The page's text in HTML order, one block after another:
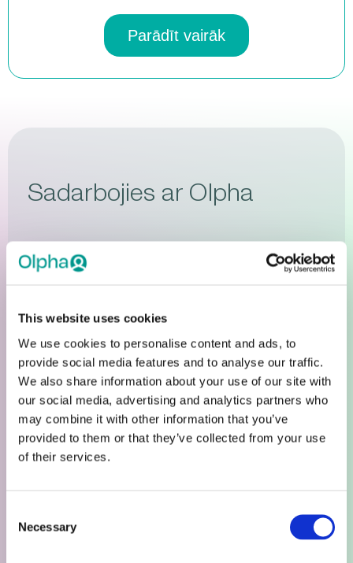
This website uses cookies
We use cookies to personalise content and ads, to
provide social media features and to analyse our traffic.
We also share information about your use of our site with
our social media, advertising and analytics partners who
may combine it with other information that you’ve
provided to them or that they’ve collected from your use
of their services.
Selection
Necessary
Parādīt vairāk
Sadarbojies ar Olpha
Plašsaziņas līdzekļi
Mediju attiecībām un
Uzņēmējdarbība
Uzņēmējdarbība
Sadarbība sociālajā jomā